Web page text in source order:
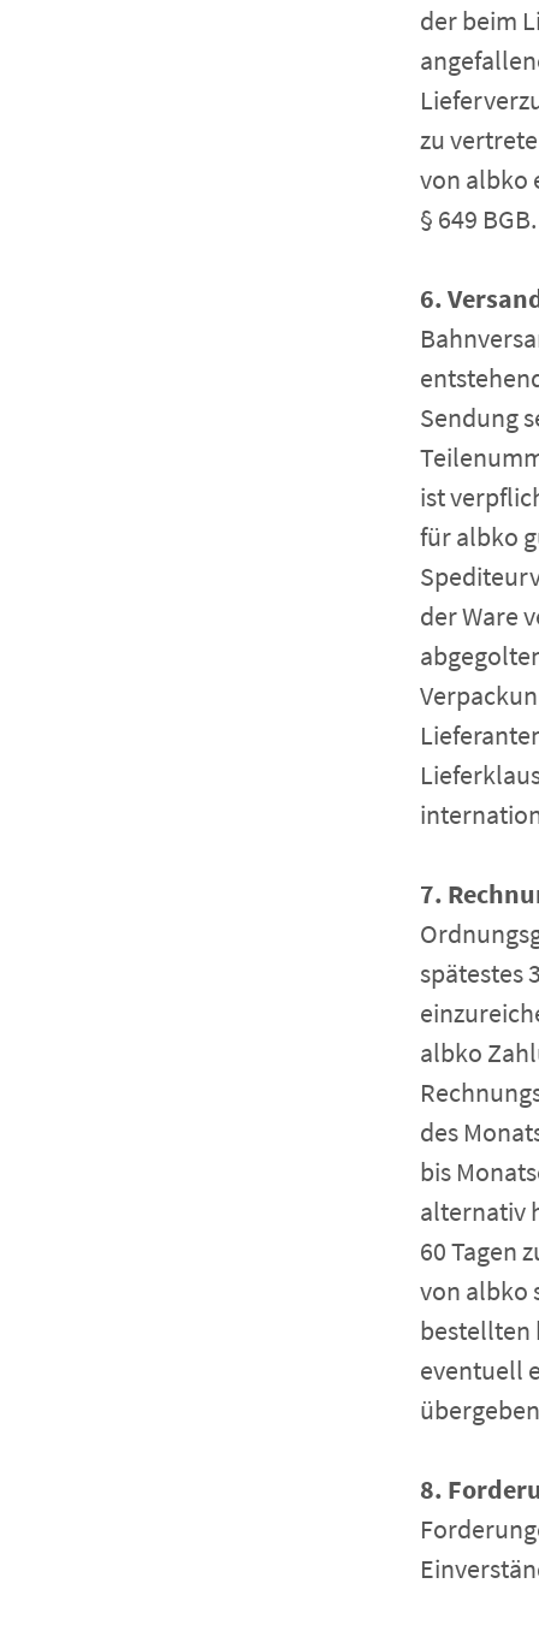
der beim
zu
von albko
§ 649 BGB.
6.
Sendung
ist
für albko
der Ware
7.
spätestes
albko
des
bis
alternativ
60 Tagen
von albko
bestellten
eventuell
8.